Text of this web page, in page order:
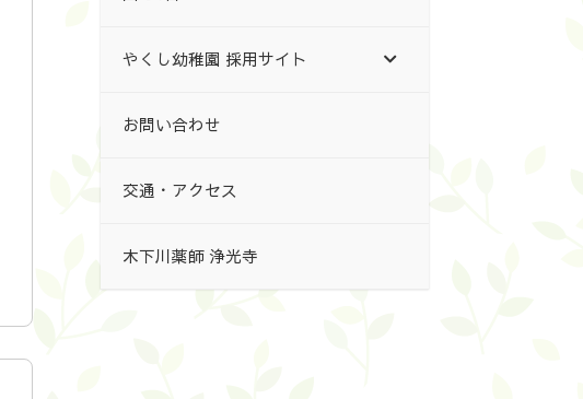
やくし幼稚園 採用サイト
お問い合わせ
交通・アクセス
木下川薬師 浄光寺